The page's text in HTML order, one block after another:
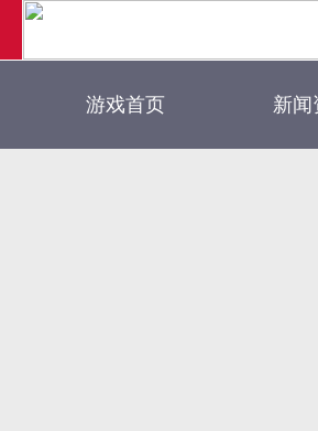
玄幻游戏
玄天之剑
游戏首页 新闻
新闻